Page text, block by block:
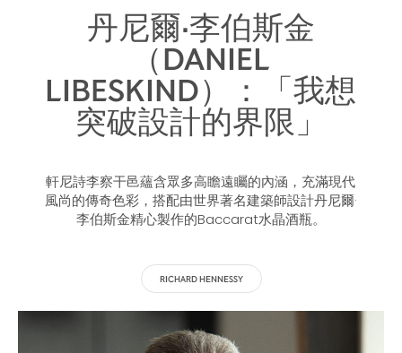
丹尼爾·李伯斯金
（DANIEL
LIBESKIND）：「我想
突破設計的界限」
軒尼詩李察干邑蘊含眾多高瞻遠矚的內涵，充滿現代
風尚的傳奇色彩，搭配由世界著名建築師設計丹尼爾·
李伯斯金精心製作的Baccarat水晶酒瓶。
RICHARD HENNESSY